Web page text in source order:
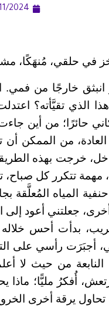
2024
في حلقي، مُنهَكًا،
خارجًا من فمي.
الذي تقيَّأته؟
حائرًا؛ من أين
من الممكن أن
خرجت بهذه
مهمة تتكرر كل صباح،
المياه المُعلَّقة
أخرى، جعلتني أعود
بدأت أحس خلاله
أجبَرَت رأسي على
من حيث لا
أُفكرُ مليًّا؛
تحاول يرقة أخرى